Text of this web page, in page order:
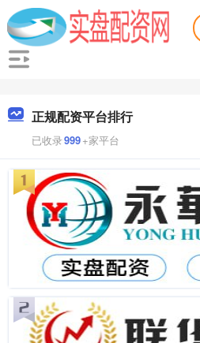
正规配资平台排行
已收录999+家平台